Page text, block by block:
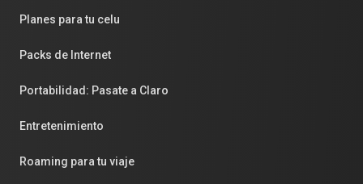
Planes para tu celu
Packs de Internet
Portabilidad: Pasate a Claro
Entretenimiento
Roaming para tu viaje